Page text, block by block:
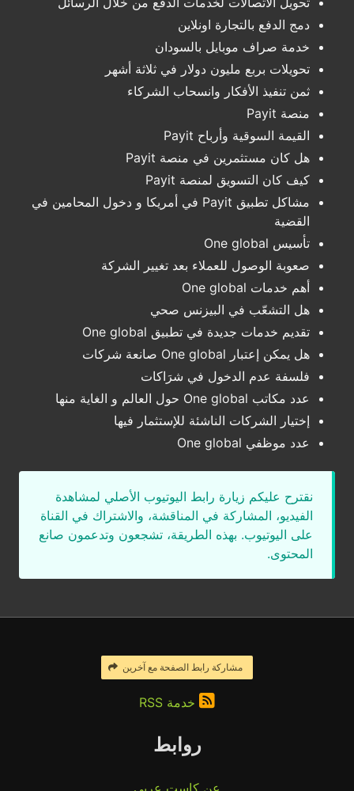
دمج الدفع بالتجارة اونلاين
خدمة صراف موبايل بالسودان
تحويلات بربع مليون دولار في ثلاثة أشهر
ثمن تنفيذ الأفكار وانسحاب الشركاء
منصة Payit
القيمة السوقية وأرباح Payit
هل كان مستثمرين في منصة Payit
كيف كان التسويق لمنصة Payit
مشاكل تطبيق Payit في أمريكا و دخول المحامين في
القضية
تأسيس One global
صعوبة الوصول للعملاء بعد تغيير الشركة
أهم خدمات One global
هل التشعّب في البيزنس صحي
تقديم خدمات جديدة في تطبيق One global
هل يمكن إعتبار One global صانعة شركات
فلسفة عدم الدخول في شرَاكات
عدد مكاتب One global حول العالم و الغاية منها
إختيار الشركات الناشئة للإستثمار فيها
عدد موظفي One global
نقترح عليكم زيارة رابط اليوتيوب الأصلي لمشاهدة
الفيديو، المشاركة في المناقشة، والاشتراك في القناة
على اليوتيوب. بهذه الطريقة، تشجعون وتدعمون صانع
المحتوى.
مشاركة رابط الصفحة مع آخرين
خدمة RSS
روابط
عن كاست عربي